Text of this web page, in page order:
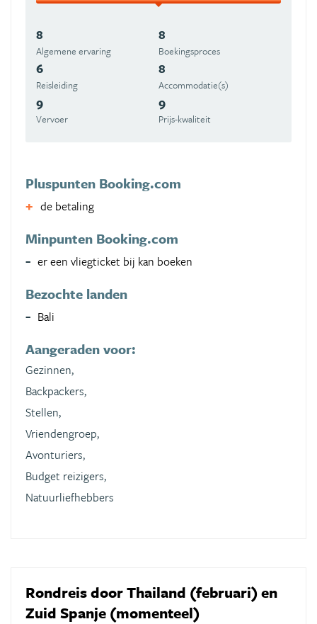
8
Algemene ervaring
8
Boekingsproces
6
Reisleiding
8
Accommodatie(s)
9
Vervoer
9
Prijs-kwaliteit
Pluspunten Booking.com
de betaling
Minpunten Booking.com
er een vliegticket bij kan boeken
Bezochte landen
Bali
Aangeraden voor:
Gezinnen,
Backpackers,
Stellen,
Vriendengroep,
Avonturiers,
Budget reizigers,
Natuurliefhebbers
Rondreis door Thailand (februari) en
Zuid Spanje (momenteel)